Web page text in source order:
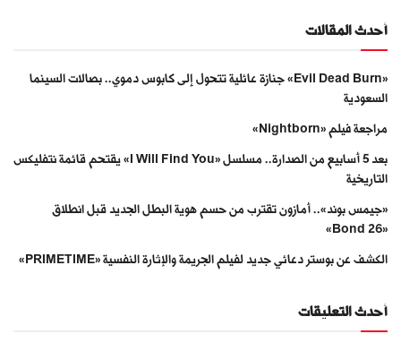
أحدث المقالات
«Evil Dead Burn» جنازة عائلية تتحول إلى كابوس دموي.. بصالات السينما
السعودية
مراجعة فيلم «Nightborn»
بعد 5 أسابيع من الصدارة.. مسلسل «I Will Find You» يقتحم قائمة نتفليكس
التاريخية
«جيمس بوند».. أمازون تقترب من حسم هوية البطل الجديد قبل انطلاق
«Bond 26»
الكشف عن بوستر دعائي جديد لفيلم الجريمة والإثارة النفسية «PRIMETIME»
أحدث التعليقات